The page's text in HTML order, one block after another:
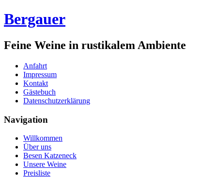
Bergauer
Feine Weine in rustikalem Ambiente
Anfahrt
Impressum
Kontakt
Gästebuch
Datenschutzerklärung
Navigation
Willkommen
Über uns
Besen Katzeneck
Unsere Weine
Preisliste